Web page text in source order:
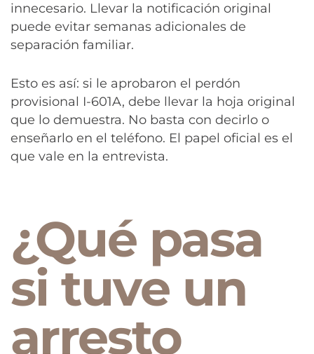
innecesario. Llevar la notificación original
puede evitar semanas adicionales de
separación familiar.
Esto es así: si le aprobaron el perdón
provisional I-601A, debe llevar la hoja original
que lo demuestra. No basta con decirlo o
enseñarlo en el teléfono. El papel oficial es el
que vale en la entrevista.
¿Qué pasa
si tuve un
arresto